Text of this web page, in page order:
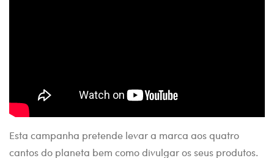
Esta campanha pretende levar a marca aos quatro
cantos do planeta bem como divulgar os seus produtos.